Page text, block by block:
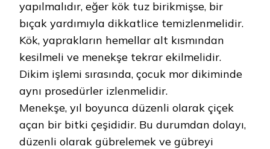
yapılmalıdır, eğer kök tuz birikmişse, bir
bıçak yardımıyla dikkatlice temizlenmelidir.
Kök, yaprakların hemellar alt kısmından
kesilmeli ve menekşe tekrar ekilmelidir.
Dikim işlemi sırasında, çocuk mor dikiminde
aynı prosedürler izlenmelidir.
Menekşe, yıl boyunca düzenli olarak çiçek
açan bir bitki çeşididir. Bu durumdan dolayı,
düzenli olarak gübrelemek ve gübreyi